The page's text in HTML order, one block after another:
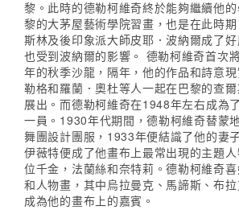
黎。此時的德勒柯維奇終於能夠繼續他
黎的大茅屋藝術學院習畫，也是在此時
斯林及後印象派大師皮耶．波納爾成了
也受到波納爾的影響。 德勒柯維奇首次
年的秋季沙龍，隔年，他的作品和詩意現
勒格和羅蘭．奧杜等人一起在巴黎的查
展出。而德勒柯維奇在1948年左右成為
一員。1930年代期間，德勒柯維奇替蒙
舞團設計團服，1933年便結識了他的妻
伊薇特便成了他畫布上最常出現的主題
位千金，法蘭絲和奈特莉。德勒柯維奇
和人物畫，其中烏拉曼克、馬諦斯、布
成為他的畫布上的嘉賓。